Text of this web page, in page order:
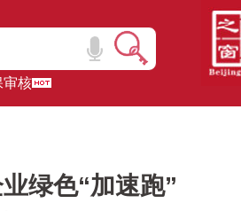
审核
绿色“加速跑”